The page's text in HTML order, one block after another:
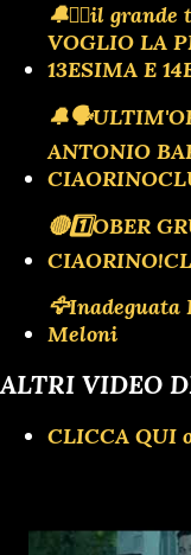
🔔🏴‍☠️il
VOGLIO LA
13ESIMA E
ANTONIO
🔴1️⃣OBER
Meloni
ALTRI VIDEO
CLICCA QUI